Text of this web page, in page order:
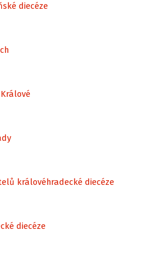
diecéze
královéhradecké diecéze
diecéze